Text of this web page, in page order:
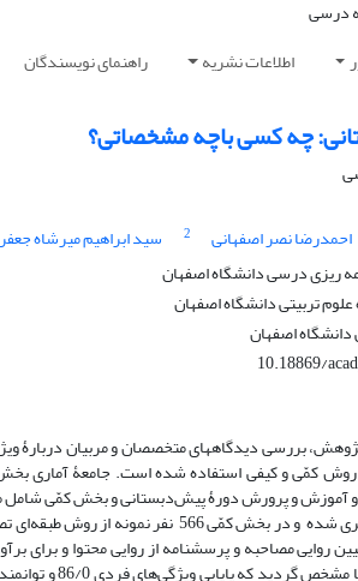
اطلاعات نشریه راهنمای نویسندگان
چه کسی باچه مشخصاتی؟
احمدرضا نصر اصفهانی 2 سید ابراهیم میرشاه
ریزی درسی دانشگاه اصفهان
تربیتی دانشگاه اصفهان
اصفهان
‎10.18869/
بررسی دیدگاههای متخصصان و مربیان
روش کمّی و کیفی استفاده شده است. جامعۀ آماری
و شبکه‌ای نمونه‌گیری شده و در بخش
روایی مصاحبه و پرسشنامه از روایی محتوا و برای